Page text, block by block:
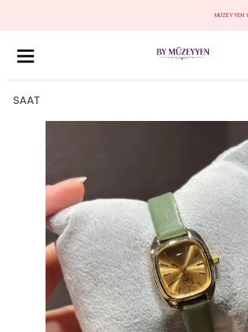
MÜZEYYEN YENİ KOLEKSİYON
SAAT